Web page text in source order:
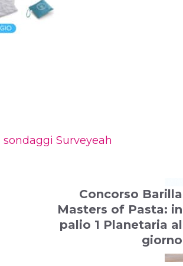
sondaggi Surveyeah
Concorso Barilla
Masters of Pasta: in
palio 1 Planetaria al
giorno